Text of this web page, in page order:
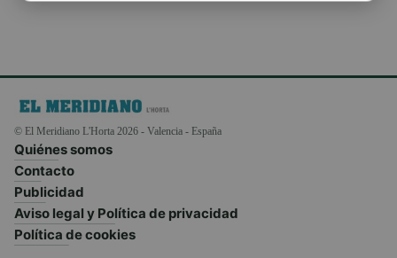
© El Meridiano L'Horta 2026 - Valencia - España
Quiénes somos
Contacto
Publicidad
Aviso legal y Política de privacidad
Política de cookies